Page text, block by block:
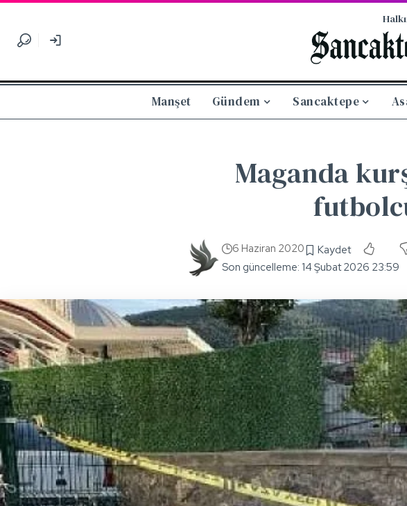
Manşet Gündem Sancaktepe
Maganda
Son güncelleme: 14 Şubat 2026 23:59
6 Haziran 2020